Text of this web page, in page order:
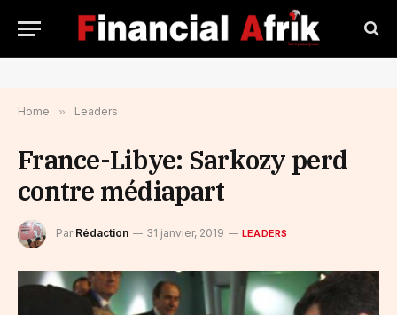
Home » Leaders
France-Libye: Sarkozy perd
contre médiapart
Par Rédaction 31 janvier, 2019 LEADERS